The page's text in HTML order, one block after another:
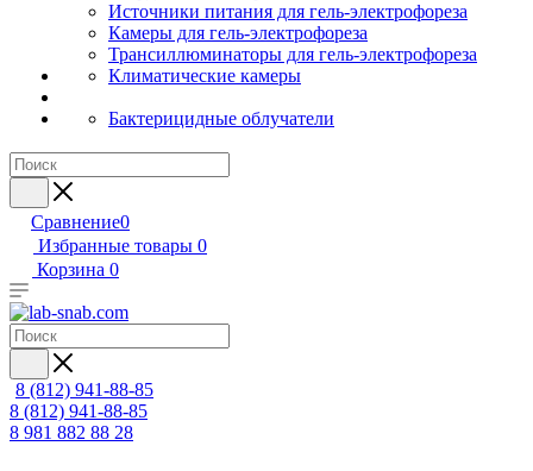
Источники питания для гель-электрофореза
Камеры для гель-электрофореза
Трансиллюминаторы для гель-электрофореза
Климатические камеры
Бактерицидные облучатели
Сравнение0
Избранные товары 0
Корзина 0
8 (812) 941-88-85
8 (812) 941-88-85
8 981 882 88 28